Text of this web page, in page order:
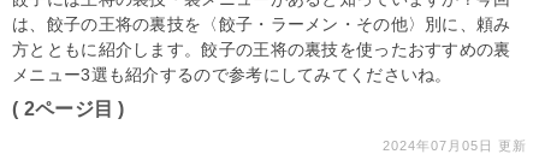
は、餃子の王将の裏技を〈餃子・ラーメン・その他〉別に、頼み
方とともに紹介します。餃子の王将の裏技を使ったおすすめの裏
メニュー3選も紹介するので参考にしてみてくださいね。
( 2ページ目 )
2024年07月05日 更新